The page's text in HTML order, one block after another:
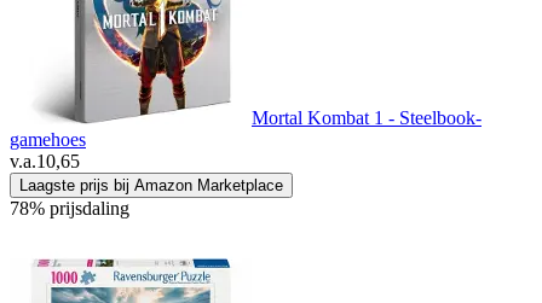
Mortal Kombat 1 - Steelbook-
gamehoes
v.a.10,65
Laagste prijs bij Amazon Marketplace
78% prijsdaling